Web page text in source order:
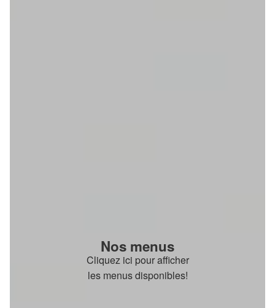
Nos menus
Cliquez ici pour afficher
les menus disponibles!